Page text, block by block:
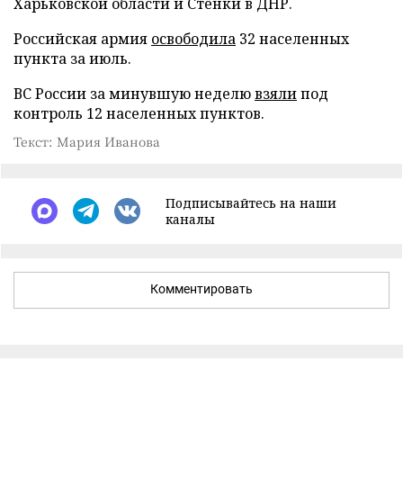
Российская армия освободила 32 населенных
пункта за июль.
ВС России за минувшую неделювзялипод
контроль 12 населенных пунктов.
Текст: Мария Иванова
Подписывайтесь на наши
каналы
Комментировать